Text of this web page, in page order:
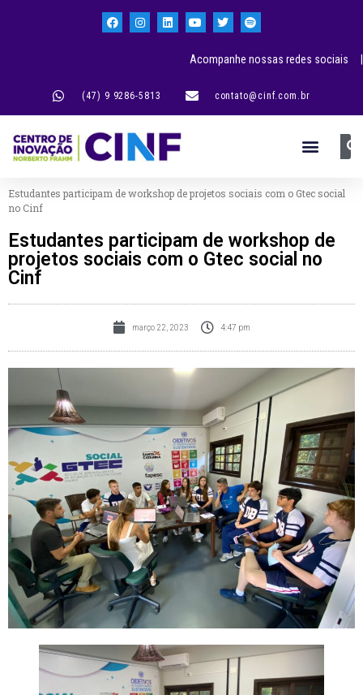
(47) 9 9286-5813 contato@cinf.com.br
Acompanhe nossas redes sociais |
Estudantes participam de workshop de projetos sociais com o Gtec social
no Cinf
Estudantes participam de workshop de
projetos sociais com o Gtec social no
Cinf
março 22, 2023 4:47 pm